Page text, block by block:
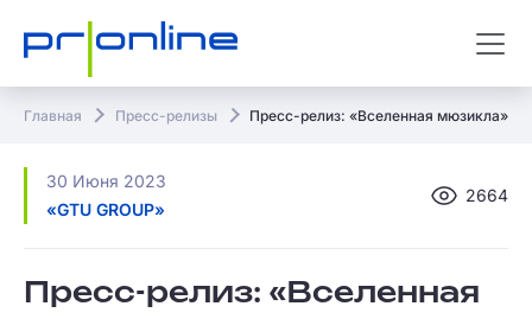
Главная Пресс-релизы Пресс-релиз: «Вселенная мюзикла»
30 Июня 2023
«GTU GROUP»
2664
Пресс-релиз: «Вселенная